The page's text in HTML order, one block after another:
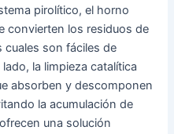
pirolítico, el horno
convierten los residuos de
cuales son fáciles de
la limpieza catalítica
absorben y descomponen
la acumulación de
una solución